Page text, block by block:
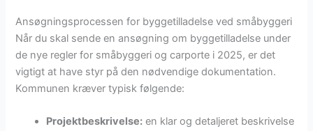
Ansøgningsprocessen for byggetilladelse ved småbyggeri
Når du skal sende en ansøgning om byggetilladelse under
de nye regler for småbyggeri og carporte i 2025, er det
vigtigt at have styr på den nødvendige dokumentation.
Kommunen kræver typisk følgende:
Projektbeskrivelse: en klar og detaljeret beskrivelse